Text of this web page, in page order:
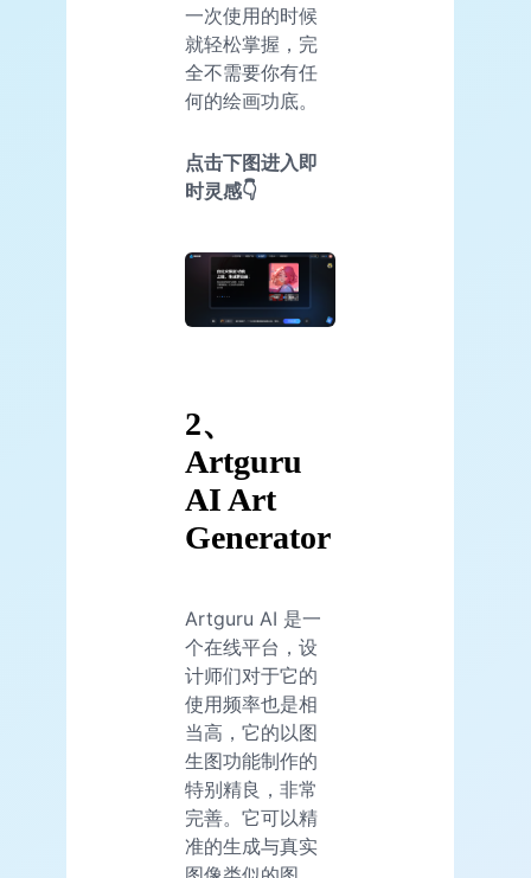
一次使用的时候
就轻松掌握，完
全不需要你有任
何的绘画功底。
点击下图进入即
时灵感👇
2、
Artguru
AI Art
Generator
Artguru AI 是一
个在线平台，设
计师们对于它的
使用频率也是相
当高，它的以图
生图功能制作的
特别精良，非常
完善。它可以精
准的生成与真实